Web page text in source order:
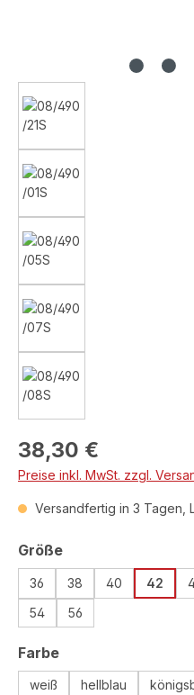
Regulärer Preis:
38,30 €
Preise inkl. MwSt. zzgl.
Versandfertig in 3 Tagen,
Größeauswählen
36 38 40 42
54
56
Farbeauswählen
weiß hellblau